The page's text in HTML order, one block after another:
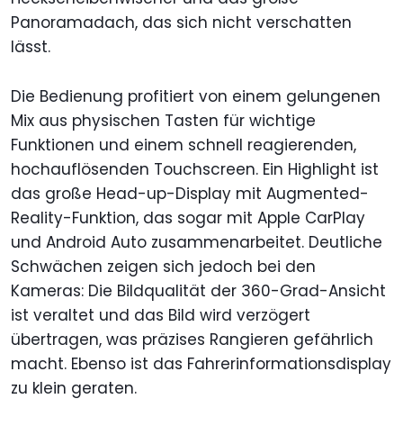
Panoramadach, das sich nicht verschatten
lässt.
Die Bedienung profitiert von einem gelungenen
Mix aus physischen Tasten für wichtige
Funktionen und einem schnell reagierenden,
hochauflösenden Touchscreen. Ein Highlight ist
das große Head-up-Display mit Augmented-
Reality-Funktion, das sogar mit Apple CarPlay
und Android Auto zusammenarbeitet. Deutliche
Schwächen zeigen sich jedoch bei den
Kameras: Die Bildqualität der 360-Grad-Ansicht
ist veraltet und das Bild wird verzögert
übertragen, was präzises Rangieren gefährlich
macht. Ebenso ist das Fahrerinformationsdisplay
zu klein geraten.